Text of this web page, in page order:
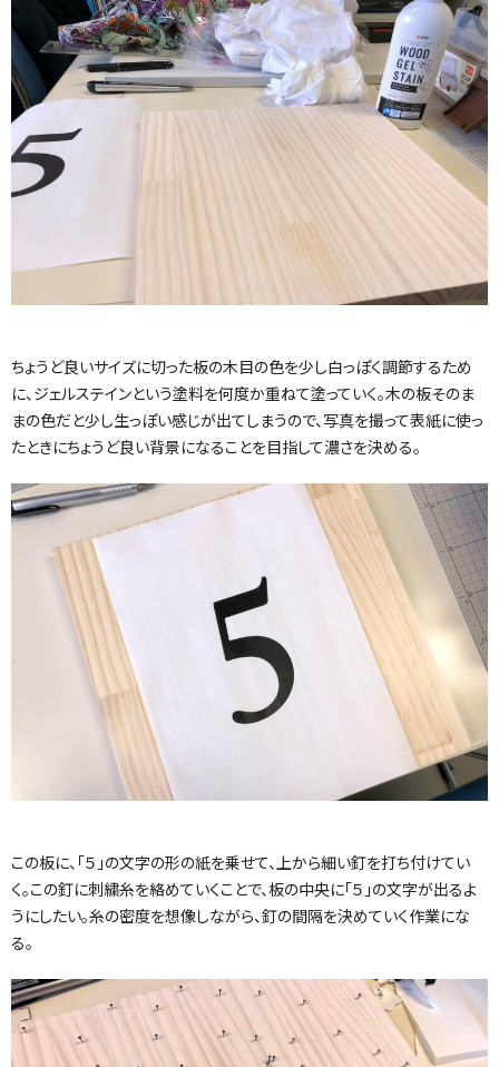
ちょうど良いサイズに切った板の木目の色を少し白っぽく調節するため
に、ジェルステインという塗料を何度か重ねて塗っていく。木の板そのま
まの色だと少し生っぽい感じが出てしまうので、写真を撮って表紙に使っ
たときにちょうど良い背景になることを目指して濃さを決める。
この板に、「５」の文字の形の紙を乗せて、上から細い釘を打ち付けてい
く。この釘に刺繍糸を絡めていくことで、板の中央に「５」の文字が出るよ
うにしたい。糸の密度を想像しながら、釘の間隔を決めていく作業にな
る。